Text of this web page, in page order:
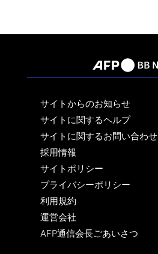
サイトからのお知らせ
サイトに関するヘルプ
サイトに関するお問い合わせ
採用情報
サイトポリシー
プライバシーポリシー
利用規約
運営会社
AFP通信会長ごあいさつ